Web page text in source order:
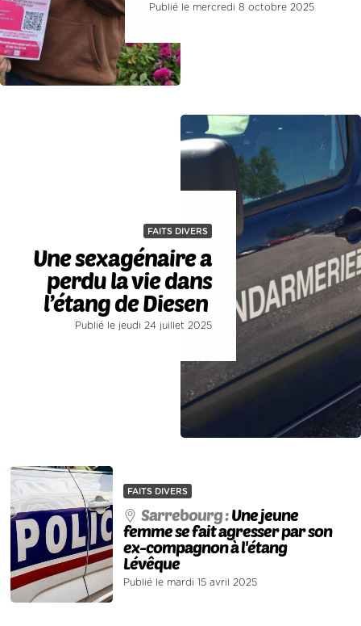
Publié le mercredi 8 octobre 2025
FAITS DIVERS
Une sexagénaire a
perdu la vie dans
l’étang de Diesen
Publié le jeudi 24 juillet 2025
FAITS DIVERS
Sarrebourg :Une jeune
femme se fait agresser par son
ex-compagnon à l'étang
Lévêque
Publié le mardi 15 avril 2025